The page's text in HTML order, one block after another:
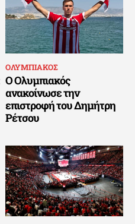
ΟΛΥΜΠΙΑΚΟΣ
Ο Ολυμπιακός
ανακοίνωσε την
επιστροφή του Δημήτρη
Ρέτσου